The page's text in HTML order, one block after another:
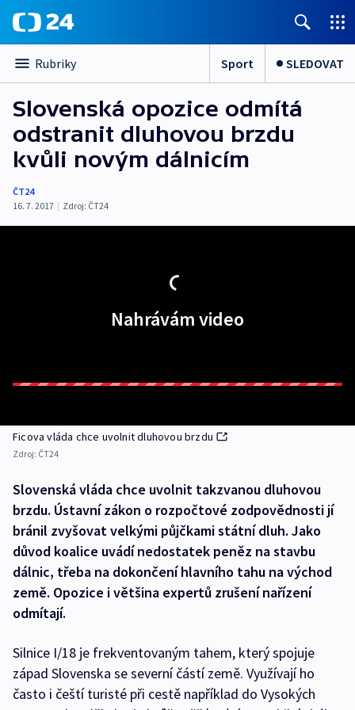
Rubriky Sport SLEDOVAT
Slovenská opozice odmítá
odstranit dluhovou brzdu
kvůli novým dálnicím
ČT24
16. 7. 2017 | Zdroj: ČT24
Nahrávám video
Ficova vláda chce uvolnit dluhovou brzdu
Zdroj: ČT24
Slovenská vláda chce uvolnit takzvanou dluhovou
brzdu. Ústavní zákon o rozpočtové zodpovědnosti jí
bránil zvyšovat velkými půjčkami státní dluh. Jako
důvod koalice uvádí nedostatek peněz na stavbu
dálnic, třeba na dokončení hlavního tahu na východ
země. Opozice i většina expertů zrušení nařízení
odmítají.
Silnice I/18 je frekventovaným tahem, který spojuje
západ Slovenska se severní částí země. Využívají ho
často i čeští turisté při cestě například do Vysokých